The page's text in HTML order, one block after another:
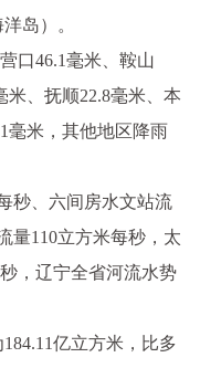
岛）。
口46.1毫米、鞍山
米、抚顺22.8毫米、本
毫米，其他地区降雨
秒、六间房水文站流
量110立方米每秒，太
，辽宁全省河流水势
亿立方米，比多